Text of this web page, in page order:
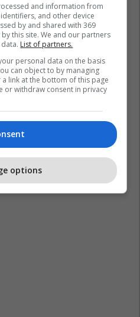
and information from
and other device
by and shared with 369
this site. We and our partners
List of partners.
personal data on the basis
can object to by managing
link at the bottom of this page
or withdraw consent in privacy
options